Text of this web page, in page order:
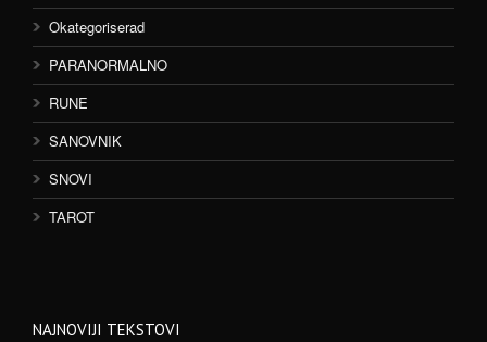
Okategoriserad
PARANORMALNO
RUNE
SANOVNIK
SNOVI
TAROT
NAJNOVIJI TEKSTOVI